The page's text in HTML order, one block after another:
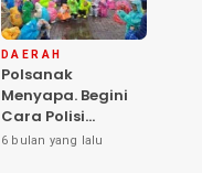
DAERAH
Polsanak
Menyapa. Begini
Cara Polisi
Mendekatkan
6 bulan yang lalu